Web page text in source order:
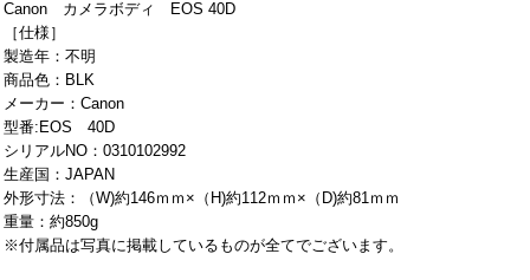
Canon カメラボディ EOS 40D
［仕様］
製造年：不明
商品色：BLK
メーカー：Canon
型番:EOS 40D
シリアルNO：0310102992
生産国：JAPAN
外形寸法：（W)約146ｍｍ×（H)約112ｍｍ×（D)約81ｍｍ
重量：約850g
※付属品は写真に掲載しているものが全てでございます。